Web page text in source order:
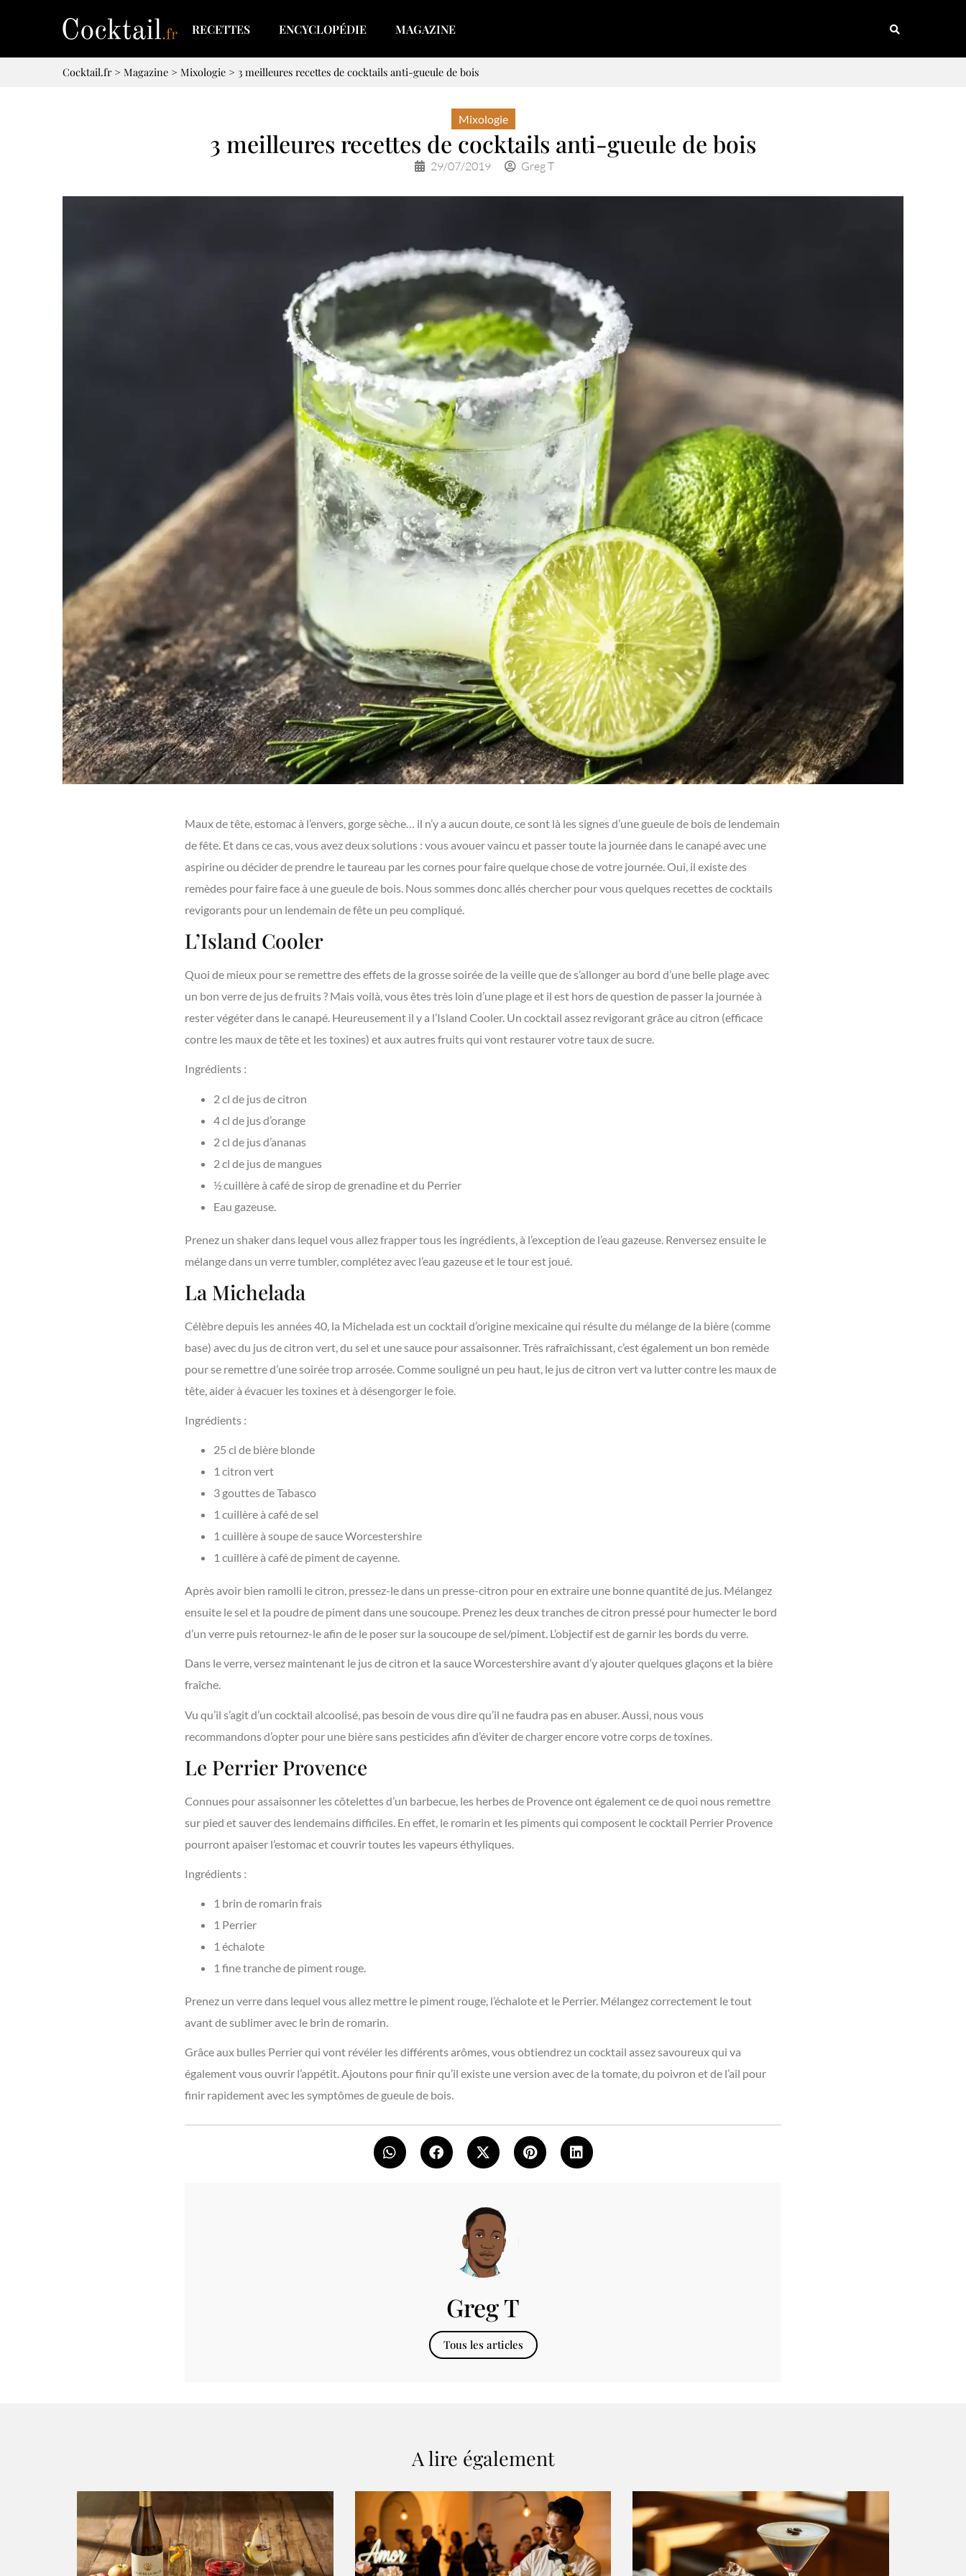
RECETTES ENCYCLOPÉDIE MAGAZINE
Cocktail.fr> Magazine > Mixologie > 3 meilleures recettes de cocktails anti-gueule de bois
Mixologie
3 meilleures recettes de cocktails anti-gueule de bois
29/07/2019 Greg T
Maux de tête, estomac à l’envers, gorge sèche… il n’y a aucun doute, ce sont là les signes d’une gueule de bois de lendemain
de fête. Et dans ce cas, vous avez deux solutions : vous avouer vaincu et passer toute la journée dans le canapé avec une
aspirine ou décider de prendre le taureau par les cornes pour faire quelque chose de votre journée. Oui, il existe des
remèdes pour faire face à une gueule de bois. Nous sommes donc allés chercher pour vous quelques recettes de cocktails
revigorants pour un lendemain de fête un peu compliqué.
L’Island Cooler
Quoi de mieux pour se remettre des effets de la grosse soirée de la veille que de s’allonger au bord d’une belle plage avec
un bon verre de jus de fruits ? Mais voilà, vous êtes très loin d’une plage et il est hors de question de passer la journée à
rester végéter dans le canapé. Heureusement il y a l’Island Cooler. Un cocktail assez revigorant grâce au citron (efficace
contre les maux de tête et les toxines) et aux autres fruits qui vont restaurer votre taux de sucre.
Ingrédients :
2 cl de jus de citron
4 cl de jus d’orange
2 cl de jus d’ananas
2 cl de jus de mangues
½ cuillère à café de sirop de grenadine et du Perrier
Eau gazeuse.
Prenez un shaker dans lequel vous allez frapper tous les ingrédients, à l’exception de l’eau gazeuse. Renversez ensuite le
mélange dans un verre tumbler, complétez avec l’eau gazeuse et le tour est joué.
La Michelada
Célèbre depuis les années 40, la Michelada est un cocktail d’origine mexicaine qui résulte du mélange de la bière (comme
base) avec du jus de citron vert, du sel et une sauce pour assaisonner. Très rafraîchissant, c’est également un bon remède
pour se remettre d’une soirée trop arrosée. Comme souligné un peu haut, le jus de citron vert va lutter contre les maux de
tête, aider à évacuer les toxines et à désengorger le foie.
Ingrédients :
25 cl de bière blonde
1 citron vert
3 gouttes de Tabasco
1 cuillère à café de sel
1 cuillère à soupe de sauce Worcestershire
1 cuillère à café de piment de cayenne.
Après avoir bien ramolli le citron, pressez-le dans un presse-citron pour en extraire une bonne quantité de jus. Mélangez
ensuite le sel et la poudre de piment dans une soucoupe. Prenez les deux tranches de citron pressé pour humecter le bord
d’un verre puis retournez-le afin de le poser sur la soucoupe de sel/piment. L’objectif est de garnir les bords du verre.
Dans le verre, versez maintenant le jus de citron et la sauce Worcestershire avant d’y ajouter quelques glaçons et la bière
fraîche.
Vu qu’il s’agit d’un cocktail alcoolisé, pas besoin de vous dire qu’il ne faudra pas en abuser. Aussi, nous vous
recommandons d’opter pour une bière sans pesticides afin d’éviter de charger encore votre corps de toxines.
Le Perrier Provence
Connues pour assaisonner les côtelettes d’un barbecue, les herbes de Provence ont également ce de quoi nous remettre
sur pied et sauver des lendemains difficiles. En effet, le romarin et les piments qui composent le cocktail Perrier Provence
pourront apaiser l’estomac et couvrir toutes les vapeurs éthyliques.
Ingrédients :
1 brin de romarin frais
1 Perrier
1 échalote
1 fine tranche de piment rouge.
Prenez un verre dans lequel vous allez mettre le piment rouge, l’échalote et le Perrier. Mélangez correctement le tout
avant de sublimer avec le brin de romarin.
Grâce aux bulles Perrier qui vont révéler les différents arômes, vous obtiendrez un cocktail assez savoureux qui va
également vous ouvrir l’appétit. Ajoutons pour finir qu’il existe une version avec de la tomate, du poivron et de l’ail pour
finir rapidement avec les symptômes de gueule de bois.
Greg T
Tous les articles
A lire également